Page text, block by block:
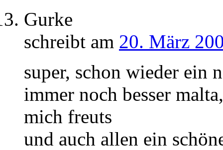
Gurke
schreibt am 20. März
super, schon wieder ein
immer noch besser
mich freuts
und auch allen ein